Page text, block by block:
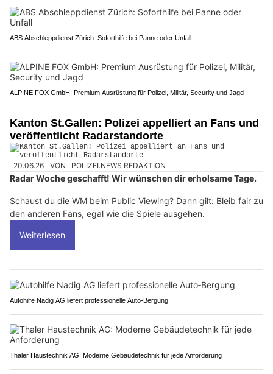
ABS Abschleppdienst Zürich: Soforthilfe bei Panne oder Unfall
ALPINE FOX GmbH: Premium Ausrüstung für Polizei, Militär, Security und Jagd
Kanton St.Gallen: Polizei appelliert an Fans und
veröffentlicht Radarstandorte
20.06.26 VON POLIZEI.NEWS REDAKTION
Radar Woche geschafft! Wir wünschen dir erholsame Tage.
Schaust du die WM beim Public Viewing? Dann gilt: Bleib fair zu
den anderen Fans, egal wie die Spiele ausgehen.
Weiterlesen
Autohilfe Nadig AG liefert professionelle Auto‑Bergung
Thaler Haustechnik AG: Moderne Gebäudetechnik für jede Anforderung